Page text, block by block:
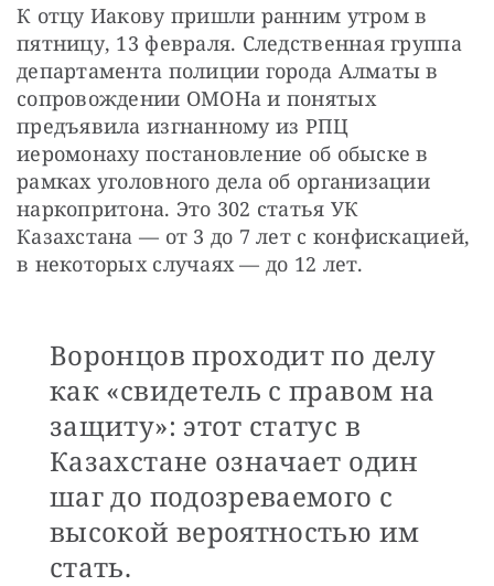
К отцу Иакову пришли ранним утром в
пятницу, 13 февраля. Следственная группа
департамента полиции города Алматы в
сопровождении ОМОНа и понятых
предъявила изгнанному из РПЦ
иеромонаху постановление об обыске в
рамках уголовного дела об организации
наркопритона. Это 302 статья УК
Казахстана — от 3 до 7 лет с конфискацией,
в некоторых случаях — до 12 лет.
Воронцов проходит по делу
как «свидетель с правом на
защиту»: этот статус в
Казахстане означает один
шаг до подозреваемого с
высокой вероятностью им
стать.